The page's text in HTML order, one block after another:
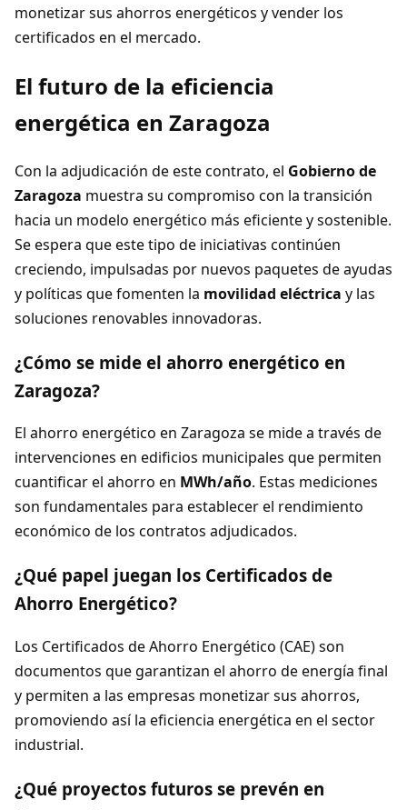
monetizar sus ahorros energéticos y vender los
certificados en el mercado.
El futuro de la eficiencia
energética en Zaragoza
Con la adjudicación de este contrato, el Gobierno de
Zaragoza muestra su compromiso con la transición
hacia un modelo energético más eficiente y sostenible.
Se espera que este tipo de iniciativas continúen
creciendo, impulsadas por nuevos paquetes de ayudas
y políticas que fomenten la movilidad eléctrica y las
soluciones renovables innovadoras.
¿Cómo se mide el ahorro energético en
Zaragoza?
El ahorro energético en Zaragoza se mide a través de
intervenciones en edificios municipales que permiten
cuantificar el ahorro en MWh/año. Estas mediciones
son fundamentales para establecer el rendimiento
económico de los contratos adjudicados.
¿Qué papel juegan los Certificados de
Ahorro Energético?
Los Certificados de Ahorro Energético (CAE) son
documentos que garantizan el ahorro de energía final
y permiten a las empresas monetizar sus ahorros,
promoviendo así la eficiencia energética en el sector
industrial.
¿Qué proyectos futuros se prevén en